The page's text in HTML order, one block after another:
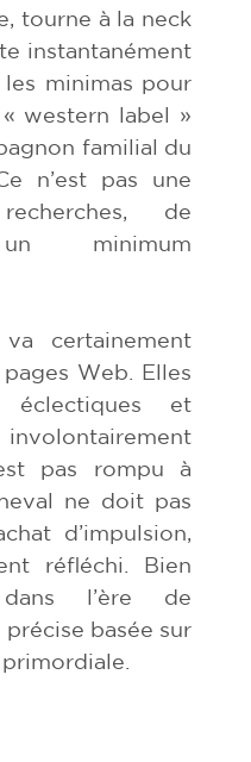
tourne à la neck
instantanément
minimas pour
western label »
familial du
n’est pas une
de
minimum
certainement
Web. Elles
éclectiques et
pas rompu à
ne doit pas
d’impulsion,
réfléchi. Bien
dans l’ère de
précise basée sur